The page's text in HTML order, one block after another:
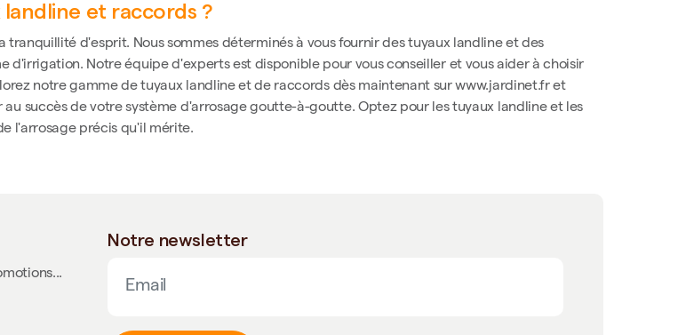
et raccords ?
d'esprit. Nous sommes déterminés à vous fournir des tuyaux landline et des
Notre équipe d'experts est disponible pour vous conseiller et vous aider à choisir
notre gamme de tuyaux landline et de raccords dès maintenant sur www.jardinet.fr et
succès de votre système d'arrosage goutte-à-goutte. Optez pour les tuyaux landline et les
l'arrosage précis qu'il mérite.
Notre newsletter